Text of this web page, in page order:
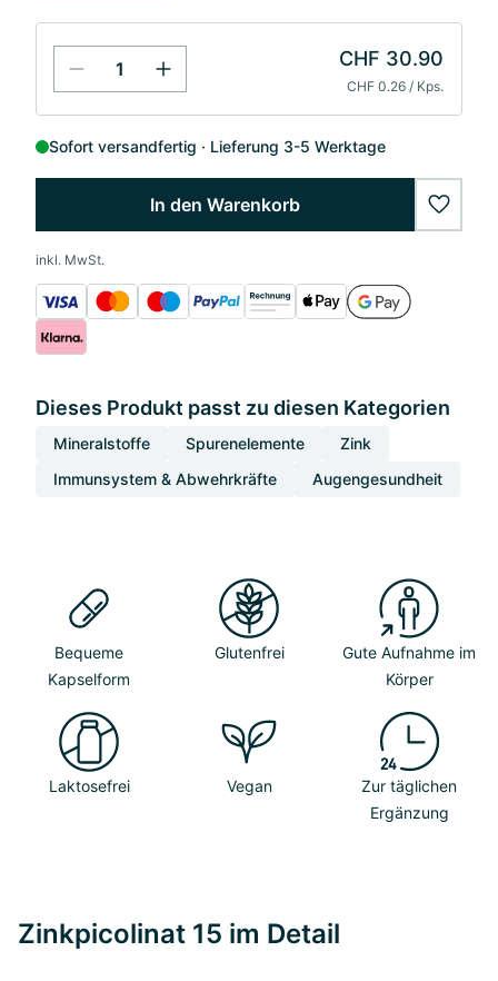
CHF 30.90
CHF 0.26 / Kps.
Sofort versandfertig Lieferung 3-5 Werktage
In den Warenkorb
inkl. MwSt.
Dieses Produkt passt zu diesen Kategorien
Mineralstoffe Spurenelemente
Zink
Immunsystem & Abwehrkräfte
Augengesundheit
Bequeme
Kapselform
Glutenfrei
Gute Aufnahme im
Körper
Laktosefrei Vegan
Zur täglichen
Ergänzung
Zinkpicolinat 15 im Detail